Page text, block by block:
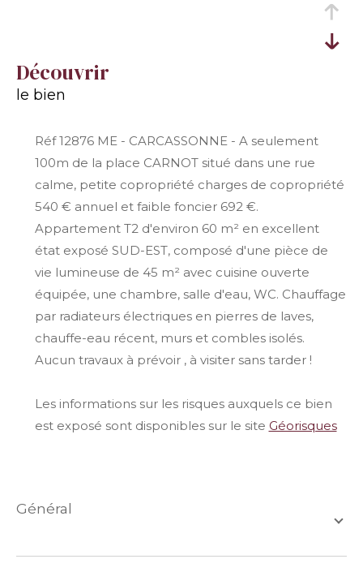
découvrir
le bien
Réf 12876 ME - CARCASSONNE - A seulement
100m de la place CARNOT situé dans une rue
calme, petite copropriété charges de copropriété
540 € annuel et faible foncier 692 €.
Appartement T2 d'environ 60 m² en excellent
état exposé SUD-EST, composé d'une pièce de
vie lumineuse de 45 m² avec cuisine ouverte
équipée, une chambre, salle d'eau, WC. Chauffage
par radiateurs électriques en pierres de laves,
chauffe-eau récent, murs et combles isolés.
Aucun travaux à prévoir , à visiter sans tarder !
Les informations sur les risques auxquels ce bien
est exposé sont disponibles sur le site Géorisques
général